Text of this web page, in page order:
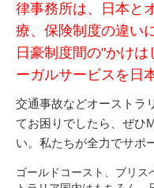
律事務所は、日本と
療、保険制度の違い
日豪制度間の"かけ
ーガルサービスを日
交通事故などオーストラ
てお困りでしたら、ぜひ
い。私たちが全力でサポ
ゴールドコースト、ブリス